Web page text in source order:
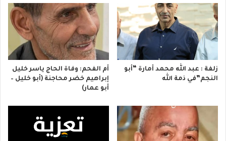
زلفة : عبد الله محمد أمارة “أبو
النجم”في ذمة الله
أم الفحم: وفاة الحاج ياسر خليل
إبراهيم خضر محاجنة (أبو خليل –
أبو عمار)